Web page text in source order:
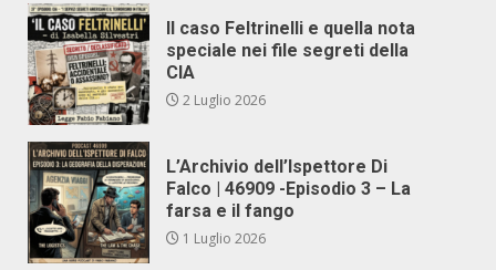
Il caso Feltrinelli e quella nota
speciale nei file segreti della
CIA
2 Luglio 2026
L’Archivio dell’Ispettore Di
Falco | 46909 -Episodio 3 – La
farsa e il fango
1 Luglio 2026